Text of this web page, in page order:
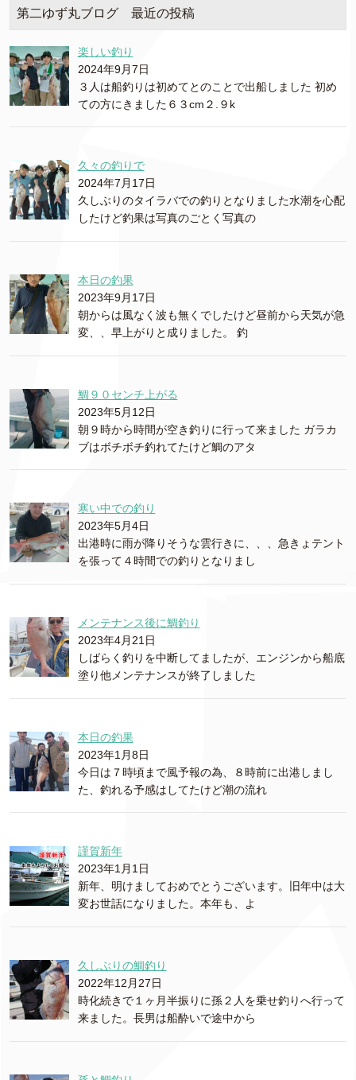
第二ゆず丸ブログ 最近の投稿
楽しい釣り
2024年9月7日
３人は船釣りは初めてとのことで出船しました 初め
ての方にきました６３cm２.９k
久々の釣りで
2024年7月17日
久しぶりのタイラバでの釣りとなりました水潮を心配
したけど釣果は写真のごとく写真の
本日の釣果
2023年9月17日
朝からは風なく波も無くでしたけど昼前から天気が急
変、、早上がりと成りました。 釣
鯛９０センチ上がる
2023年5月12日
朝９時から時間が空き釣りに行って来ました ガラカ
ブはボチボチ釣れてたけど鯛のアタ
寒い中での釣り
2023年5月4日
出港時に雨が降りそうな雲行きに、、、急きょテント
を張って４時間での釣りとなりまし
メンテナンス後に鯛釣り
2023年4月21日
しばらく釣りを中断してましたが、エンジンから船底
塗り他メンテナンスが終了しました
本日の釣果
2023年1月8日
今日は７時頃まで風予報の為、８時前に出港しまし
た、釣れる予感はしてたけど潮の流れ
謹賀新年
2023年1月1日
新年、明けましておめでとうございます。旧年中は大
変お世話になりました。本年も、よ
久しぶりの鯛釣り
2022年12月27日
時化続きで１ヶ月半振りに孫２人を乗せ釣りへ行って
来ました。長男は船酔いで途中から